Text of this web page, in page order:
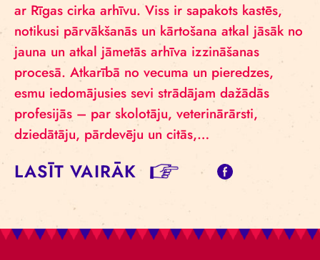
ar Rīgas cirka arhīvu. Viss ir sapakots kastēs,
notikusi pārvākšanās un kārtošana atkal jāsāk no
jauna un atkal jāmetās arhīva izzināšanas
procesā. Atkarībā no vecuma un pieredzes,
esmu iedomājusies sevi strādājam dažādās
profesijās – par skolotāju, veterinārārsti,
dziedātāju, pārdevēju un citās,…
LASĪT VAIRĀK